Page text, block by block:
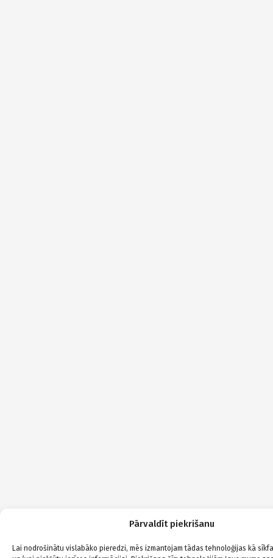
Pārvaldīt piekrišanu
Lai nodrošinātu vislabāko pieredzi, mēs izmantojam tādas tehnoloģijas kā